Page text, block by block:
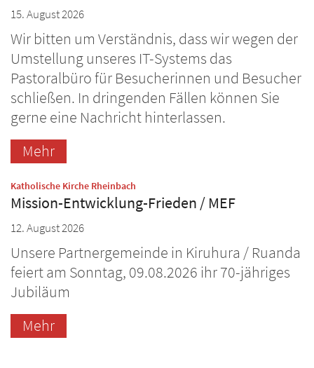
15. August 2026
Wir bitten um Verständnis, dass wir wegen der
Umstellung unseres IT-Systems das
Pastoralbüro für Besucherinnen und Besucher
schließen. In dringenden Fällen können Sie
gerne eine Nachricht hinterlassen.
Mehr
Katholische Kirche Rheinbach
Mission-Entwicklung-Frieden / MEF
12. August 2026
Unsere Partnergemeinde in Kiruhura / Ruanda
feiert am Sonntag, 09.08.2026 ihr 70-jähriges
Jubiläum
Mehr